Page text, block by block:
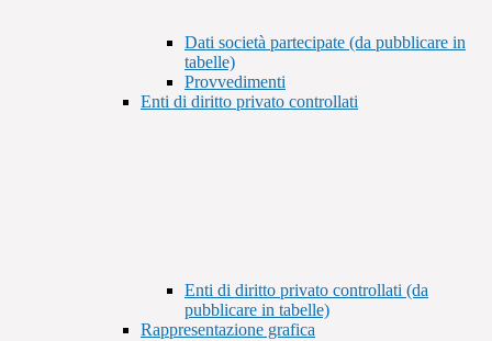
Dati società partecipate (da pubblicare in
tabelle)
Provvedimenti
Enti di diritto privato controllati
Enti di diritto privato controllati (da
pubblicare in tabelle)
Rappresentazione grafica